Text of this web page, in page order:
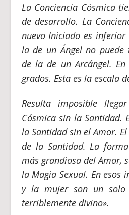
La Conciencia Cósmica
de desarrollo. La
nuevo Iniciado es
la de un Ángel no puede
de la de un Arcángel.
grados. Esta es la escala
Resulta imposible
Cósmica sin la Santidad.
la Santidad sin el Amor.
de la Santidad. La
más grandiosa del Amor,
la Magia Sexual. En esos
y la mujer son un solo
terriblemente divino».